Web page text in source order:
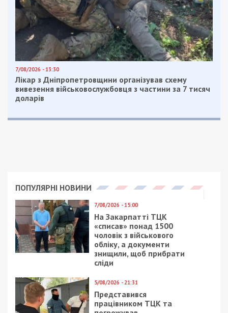
7/08/2026 - 13:30
Лікар з Дніпропетровщини організував схему
вивезення військовослужбовця з частини за 7 тисяч
доларів
ПОПУЛЯРНІ НОВИНИ
7/08/2026 - 15:00
На Закарпатті ТЦК
«списав» понад 1500
чоловік з військового
обліку, а документи
знищили, щоб прибрати
сліди
5/08/2026 - 21:31
Представився
працівником ТЦК та